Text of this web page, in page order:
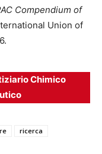
Compendium of
Union of
Chimico
ricerca